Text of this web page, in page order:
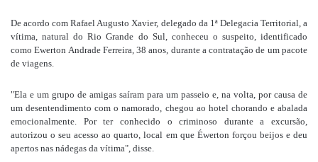
De acordo com Rafael Augusto Xavier, delegado da 1ª Delegacia Territorial, a
vítima, natural do Rio Grande do Sul, conheceu o suspeito, identificado
como Ewerton Andrade Ferreira, 38 anos, durante a contratação de um pacote
de viagens.
"Ela e um grupo de amigas saíram para um passeio e, na volta, por causa de
um desentendimento com o namorado, chegou ao hotel chorando e abalada
emocionalmente. Por ter conhecido o criminoso durante a excursão,
autorizou o seu acesso ao quarto, local em que Éwerton forçou beijos e deu
apertos nas nádegas da vítima", disse.